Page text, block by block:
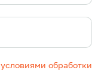
условиями обработки